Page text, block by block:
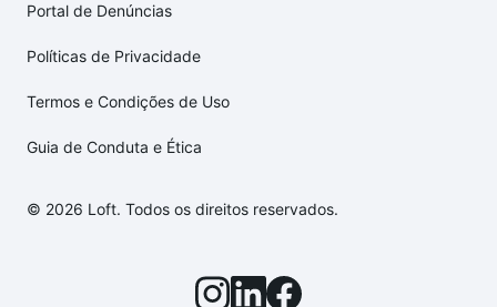
Portal de Denúncias
Políticas de Privacidade
Termos e Condições de Uso
Guia de Conduta e Ética
© 2026 Loft. Todos os direitos reservados.